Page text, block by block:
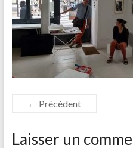
← Précédent
Laisser un